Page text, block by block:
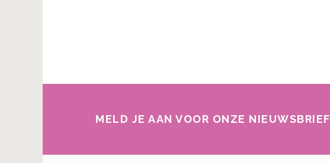
MELD JE AAN VOOR ONZE NIEUWSBRIEF